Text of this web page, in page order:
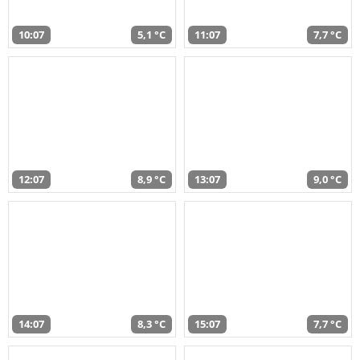
10:07 5,1 °C 11:07 7,7 °C
12:07 8,9 °C 13:07 9,0 °C
14:07 8,3 °C 15:07 7,7 °C